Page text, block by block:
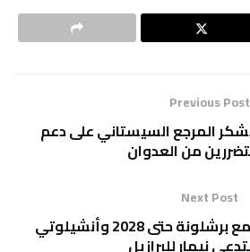
Previous Post
المرجع السيستاني على دعم
من العدوان
Next Post
فليك يمدد عقده مع برشلونة حتى 2028 وأنشيلوتي
نيمار للبرازيل